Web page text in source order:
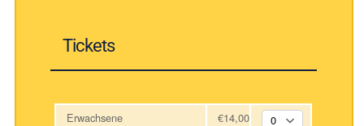
Tickets
Erwachsene €14,00